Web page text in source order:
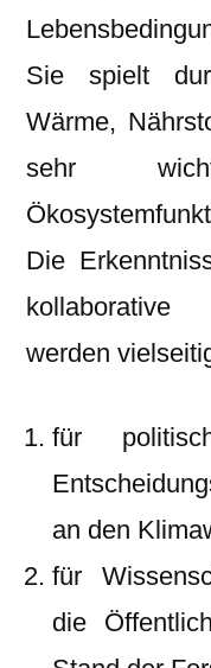
Sie spielt
Wärme,
sehr
Die
kollaborative
werden
für
an den
für
die